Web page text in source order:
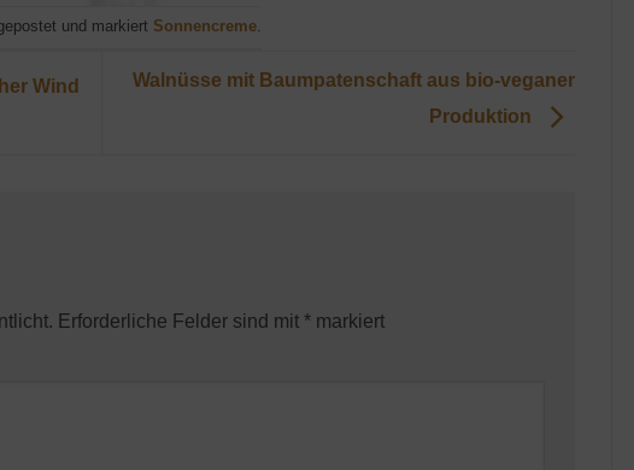
und markiert Sonnencreme.
Wind
Walnüsse mit Baumpatenschaft aus bio-veganer
Produktion
Erforderliche Felder sind mit * markiert